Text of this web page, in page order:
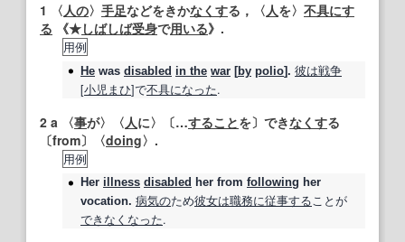
1 〈人の〉 手足などをきかなくする，〈人を〉 不具にす
る 《★しばしば受身で用いる》.
用例
He was disabled in the war [by polio]. 彼は戦争
[小児まひ]で不具になった.
2 a 〈事が〉〈人に〉〔…することを〕できなくする
〔from〕〈doing〉.
用例
Her illness disabled her from following her
vocation. 病気のため彼女は職務に従事することが
できなくなった.